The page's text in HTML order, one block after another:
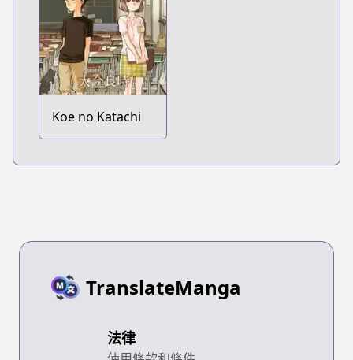
Koe no Katachi
TranslateManga
法律